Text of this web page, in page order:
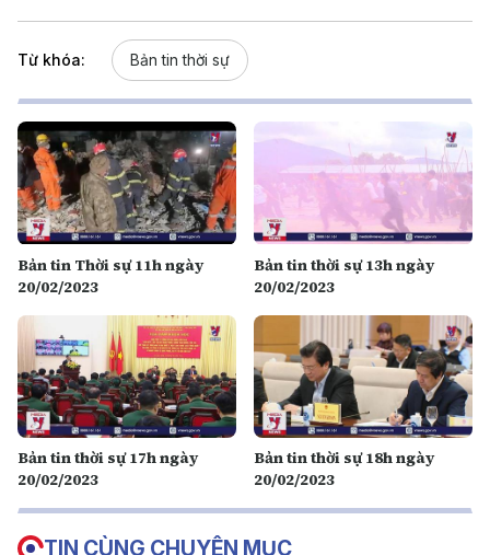
Từ khóa: Bản tin thời sự
Bản tin Thời sự 11h ngày
20/02/2023
Bản tin thời sự 13h ngày
20/02/2023
Bản tin thời sự 17h ngày
20/02/2023
Bản tin thời sự 18h ngày
20/02/2023
TIN CÙNG CHUYÊN MỤC